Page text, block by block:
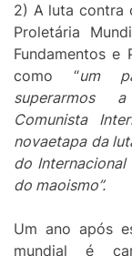
2) A luta contra
Proletária
Fundamentos e
como “um
superarmos
Comunista
novaetapa da
do
do maoismo”.
Um ano após
mundial é